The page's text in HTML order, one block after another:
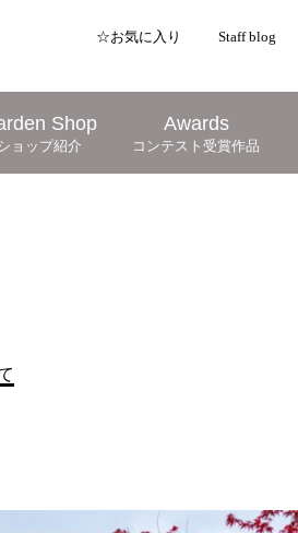
☆お気に入り Staff blog
Shop
ョップ紹介
Awards
コンテスト受賞作品